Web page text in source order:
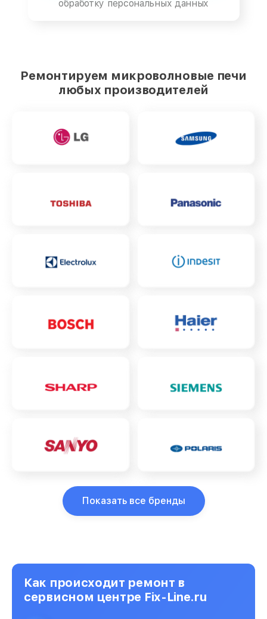
обработку персональных данных
Ремонтируем микроволновые печи
любых производителей
Показать все бренды
Как происходит ремонт в
сервисном центре Fix-Line.ru